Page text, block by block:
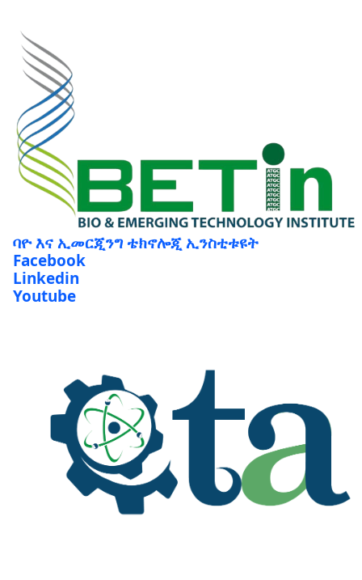
ባዮ እና ኢመርጂንግ ቴክኖሎጂ ኢንስቲቱዩት
Facebook
Linkedin
Youtube